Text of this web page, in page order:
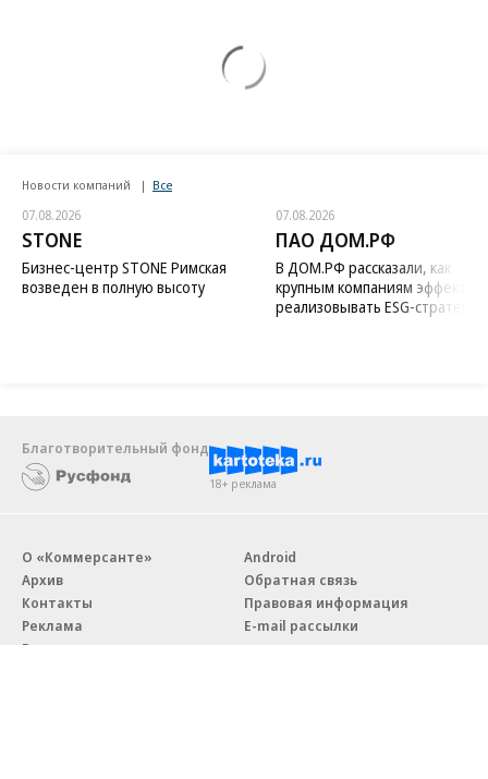
Новости компаний Все
07.08.2026
STONE
Бизнес-центр STONE Римская
возведен в полную высоту
07.08.2026
ПАО ДОМ.РФ
В ДОМ.РФ рассказали, как
крупным компаниям
реализовывать ESG-стратегию
Благотворительный фонд
18+ реклама
О «Коммерсанте»
Архив
Контакты
Реклама
Вакансии
Android
Обратная связь
Правовая информация
E-mail рассылки